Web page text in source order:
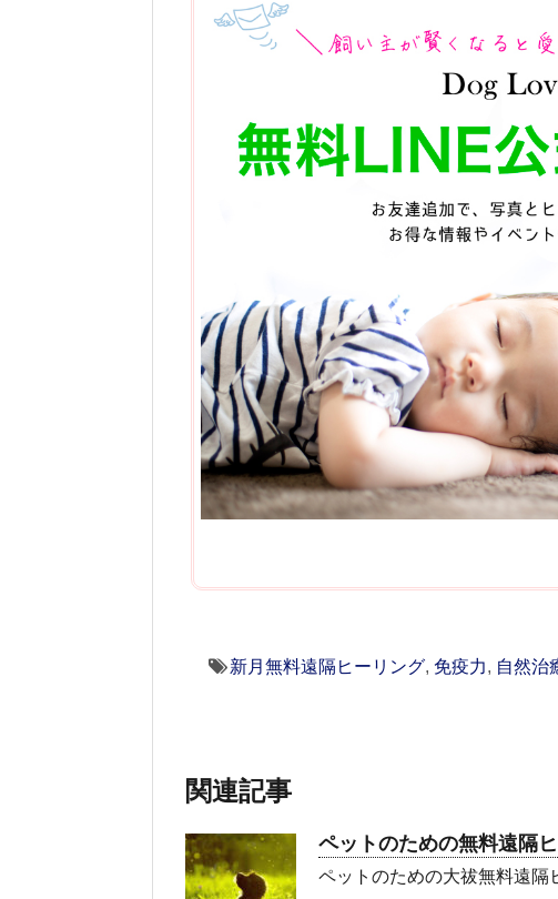
新月無料遠隔ヒーリング, 免疫力, 自然治
関連記事
ペットのための無料遠隔
ペットのための大祓無料遠隔